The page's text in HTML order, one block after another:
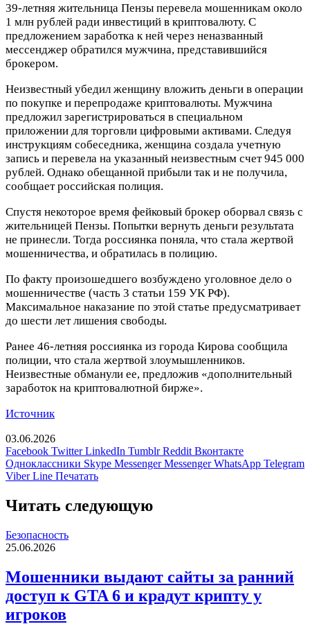
39-летняя жительница Пензы перевела мошенникам около
1 млн рублей ради инвестиций в криптовалюту. С
предложением заработка к ней через неназванный
мессенджер обратился мужчина, представившийся
брокером.
Неизвестный убедил женщину вложить деньги в операции
по покупке и перепродаже криптовалюты. Мужчина
предложил зарегистрироваться в специальном
приложении для торговли цифровыми активами. Следуя
инструкциям собеседника, женщина создала учетную
запись и перевела на указанный неизвестным счет 945 000
рублей. Однако обещанной прибыли так и не получила,
сообщает российская полиция.
Спустя некоторое время фейковый брокер оборвал связь с
жительницей Пензы. Попытки вернуть деньги результата
не принесли. Тогда россиянка поняла, что стала жертвой
мошенничества, и обратилась в полицию.
По факту произошедшего возбуждено уголовное дело о
мошенничестве (часть 3 статьи 159 УК РФ).
Максимальное наказание по этой статье предусматривает
до шести лет лишения свободы.
Ранее 46‑летняя россиянка из города Кирова сообщила
полиции, что стала жертвой злоумышленников.
Неизвестные обманули ее, предложив «дополнительный
заработок на криптовалютной бирже».
Источник
03.06.2026
Facebook Twitter LinkedIn Tumblr Reddit Вконтакте
Одноклассники Skype Messenger Messenger WhatsApp Telegram
Viber Line Печатать
Читать следующую
Безопасность
25.06.2026
Мошенники выдают сайты за ранний
доступ к GTA 6 и крадут крипту у
игроков